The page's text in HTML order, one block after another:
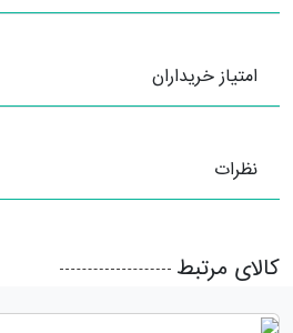
امتیاز خریداران
نظرات
کالای مرتبط